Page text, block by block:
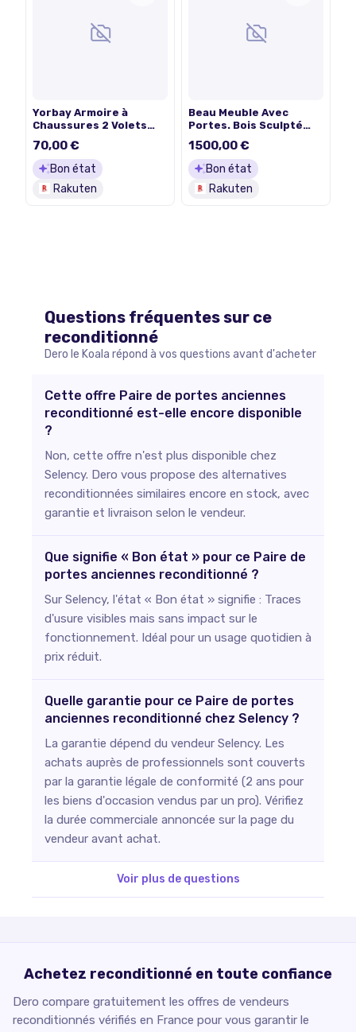
Yorbay Armoire à
Chaussures 2 Volets
rotin, Meuble Fin 8-12
Paires - Noir, étagère à
Chaussures avec
Compartiment &amp;
70,00 €
Bon état
Rakuten
Beau Meuble Avec
Portes. Bois Sculpté
Couvercle S&#39;Ouvre
Et Permet
D&#39;Accéder Au Bar
Principal. Les Portes
1500,00 €
Bon état
Rakuten
Questions fréquentes sur ce
reconditionné
Dero le Koala répond à vos questions avant d'acheter
Cette offre Paire de portes anciennes
reconditionné est-elle encore disponible
?
Non, cette offre n'est plus disponible chez
Selency. Dero vous propose des alternatives
reconditionnées similaires encore en stock, avec
garantie et livraison selon le vendeur.
Que signifie « Bon état » pour ce Paire de
portes anciennes reconditionné ?
Sur Selency, l'état « Bon état » signifie : Traces
d'usure visibles mais sans impact sur le
fonctionnement. Idéal pour un usage quotidien à
prix réduit.
Quelle garantie pour ce Paire de portes
anciennes reconditionné chez Selency ?
La garantie dépend du vendeur Selency. Les
achats auprès de professionnels sont couverts
par la garantie légale de conformité (2 ans pour
les biens d'occasion vendus par un pro). Vérifiez
la durée commerciale annoncée sur la page du
vendeur avant achat.
Voir plus de questions
Achetez reconditionné en toute confiance
Dero compare gratuitement les offres de vendeurs
reconditionnés vérifiés en France pour vous garantir le